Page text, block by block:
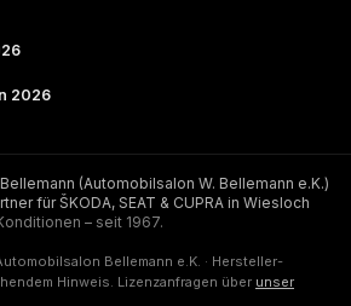
2026
(Automobilsalon W. Bellemann e.K.)
für ŠKODA, SEAT & CUPRA in Wiesloch
– seit 1967.
Bellemann e.K. · Hersteller-
Hinweis. Lizenzanfragen über unser